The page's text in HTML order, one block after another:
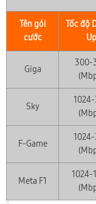
Tên gói
cước
Tốc độ
Up
Giga
300-
Sky
F-Game
Meta F1
1024-